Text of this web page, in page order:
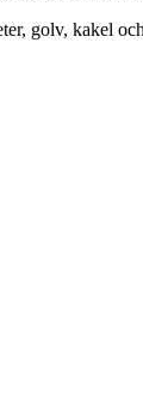
golv, kakel